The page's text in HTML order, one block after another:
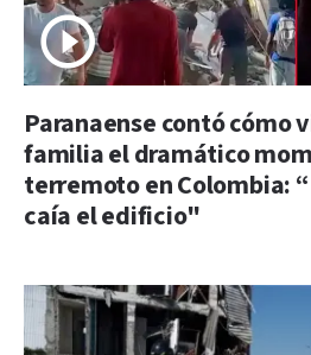
Paranaense contó cómo
familia el dramático
terremoto en Colombia:
caía el edificio"